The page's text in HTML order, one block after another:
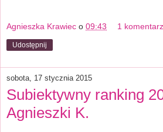
Agnieszka Krawiec o 09:43 1
Udostępnij
sobota, 17 stycznia 2015
Subiektywny ranking
Agnieszki K.